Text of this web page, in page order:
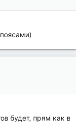
будет, прям как в